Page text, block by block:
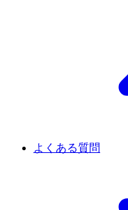
よくある質問